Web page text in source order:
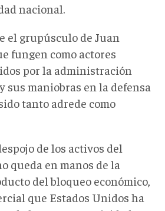
nacional.
el grupúsculo de Juan
fungen como actores
por la administración
sus maniobras en la defensa
tanto adrede como
de los activos del
queda en manos de la
del bloqueo económico,
que Estados Unidos ha